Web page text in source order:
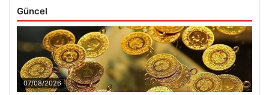
Güncel
07/08/2026